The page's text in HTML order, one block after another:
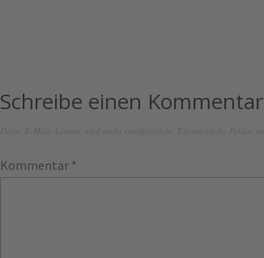
Schreibe einen Kommentar
Kommentar *